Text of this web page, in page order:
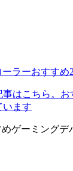
ーラーおすすめ
はこちら。
います
ゲーミングデ